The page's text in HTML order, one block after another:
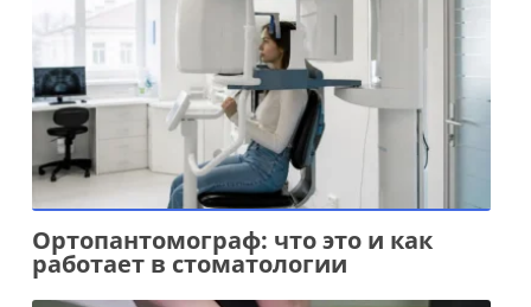
Ортопантомограф: что это и как
работает в стоматологии